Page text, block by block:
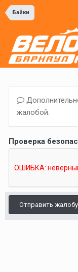
Байки
жалобой.
Проверка
Отправить жалобу